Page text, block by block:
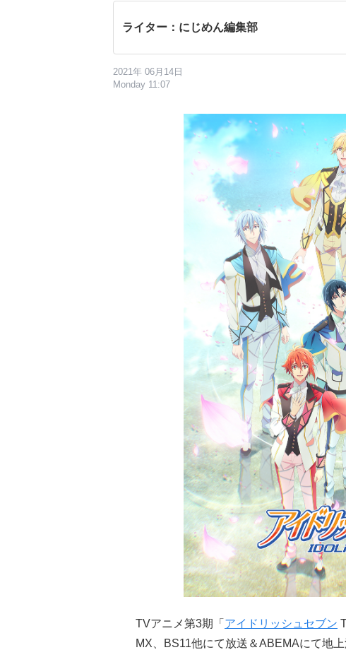
ライター：にじめん編集部
2021年 06月14日
Monday 11:07
TVアニメ第3期「 アイドリッシュセブン
MX、BS11他にて放送＆ABEMAにて地